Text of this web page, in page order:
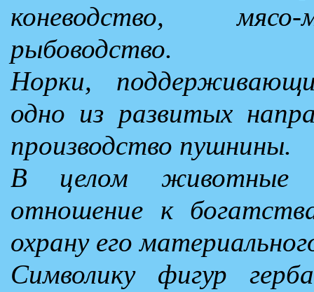
коневодство, мясо-
рыбоводство.
Норки,
одно из развитых
производство пушнины.
В целом животные
отношение к
охрану его
Символику фигур